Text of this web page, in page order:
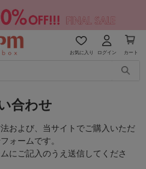
お気に入り ログイン カート
合わせ
および、当サイトでご購入いただ
ォームです。
にご記入のうえ送信してくださ